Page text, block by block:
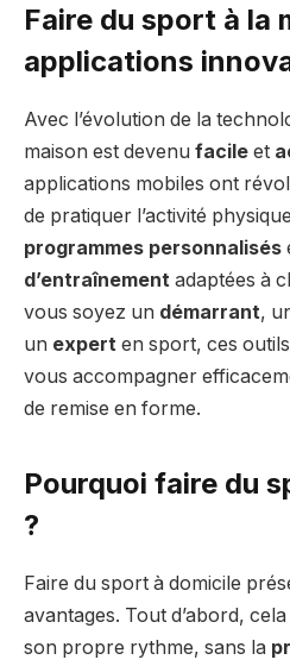
Faire du sport à la
applications
Avec l’évolution de la
maison est devenu facile et
applications mobiles ont
de pratiquer l’activité
programmes personnalisés
d’entraînement adaptées à
vous soyez un démarrant,
un expert en sport, ces
vous accompagner
de remise en forme.
Pourquoi faire du
?
Faire du sport à domicile
avantages. Tout d’abord,
son propre rythme, sans la